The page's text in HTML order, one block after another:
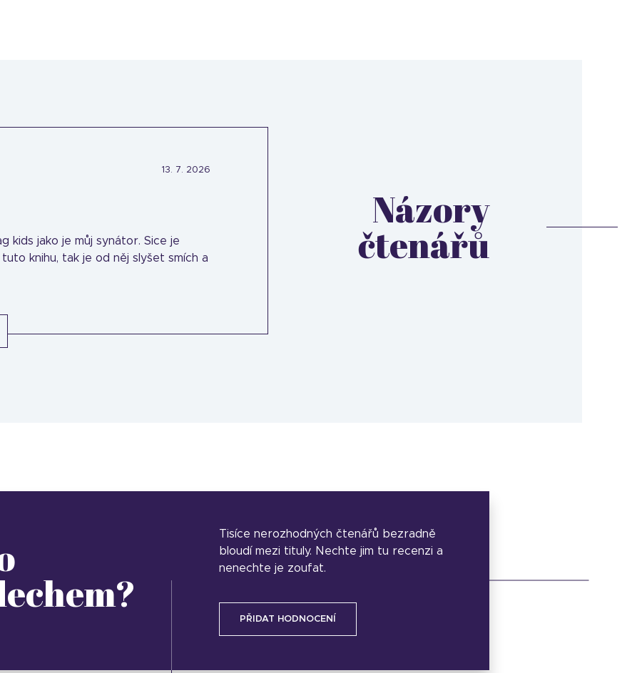
Názory
čtenářů
13. 7. 2026
kids jako je můj synátor. Sice je
knihu, tak je od něj slyšet smích a
Tisíce nerozhodných čtenářů bezradně
bloudí mezi tituly. Nechte jim tu recenzi a
nenechte je zoufat.
PŘIDAT HODNOCENÍ